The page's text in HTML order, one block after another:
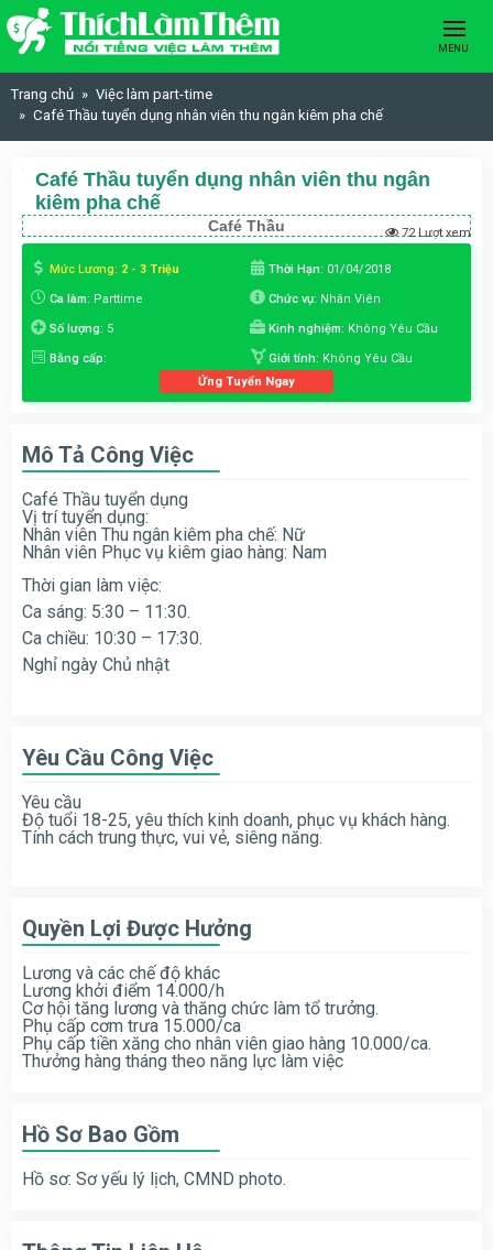
Skip to content
MENU
Trang chủ
Việc làm part-time
Café Thầu tuyển dụng nhân viên thu ngân kiêm pha chế
Café Thầu tuyển dụng nhân viên thu ngân
kiêm pha chế
Café Thầu 72 Lượt xem
Mức Lương: 2 - 3 Triệu Thời Hạn: 01/04/2018
Ca làm: Parttime Chức vụ: Nhân Viên
Số lượng: 5 Kinh nghiệm: Không Yêu Cầu
Bằng cấp: Giới tính: Không Yêu Cầu
Ứng Tuyển Ngay
Mô Tả Công Việc
Café Thầu tuyển dụng
Vị trí tuyển dụng:
Nhân viên Thu ngân kiêm pha chế: Nữ
Nhân viên Phục vụ kiêm giao hàng: Nam
Thời gian làm việc:
Ca sáng: 5:30 – 11:30.
Ca chiều: 10:30 – 17:30.
Nghỉ ngày Chủ nhật
Yêu Cầu Công Việc
Yêu cầu
Độ tuổi 18-25, yêu thích kinh doanh, phục vụ khách hàng.
Tính cách trung thực, vui vẻ, siêng năng.
Quyền Lợi Được Hưởng
Lương và các chế độ khác
Lương khởi điểm 14.000/h
Cơ hội tăng lương và thăng chức làm tổ trưởng.
Phụ cấp cơm trưa 15.000/ca
Phụ cấp tiền xăng cho nhân viên giao hàng 10.000/ca.
Thưởng hàng tháng theo năng lực làm việc
Hồ Sơ Bao Gồm
Hồ sơ: Sơ yếu lý lịch, CMND photo.